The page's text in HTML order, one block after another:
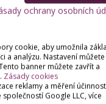
popis
jen přírodních nehtů,
agresivní nástroje,
Salon je ve SPA zóně
Občerstvení v ceně.
ochrany osobních
cookie, aby umožnila
a analýzu. Nastavení můžete
banner můžete zavřít a
Zásady cookies
reklamy a měření
Google LLC, více